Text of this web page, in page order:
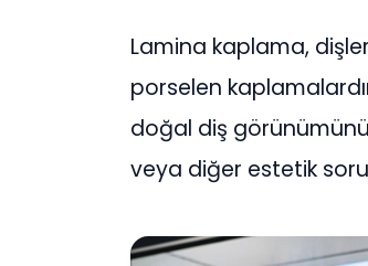
Lamina kaplama,
porselen
doğal diş görünümünü
veya diğer estetik